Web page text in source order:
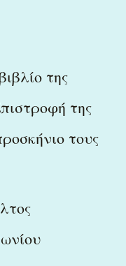
της
της
τους